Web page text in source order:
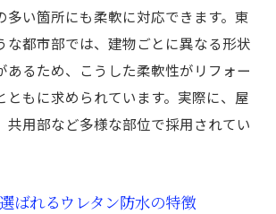
多い箇所にも柔軟に対応できます。東
な都市部では、建物ごとに異なる形状
あるため、こうした柔軟性がリフォー
ともに求められています。実際に、屋
共用部など多様な部位で採用されてい
ばれるウレタン防水の特徴